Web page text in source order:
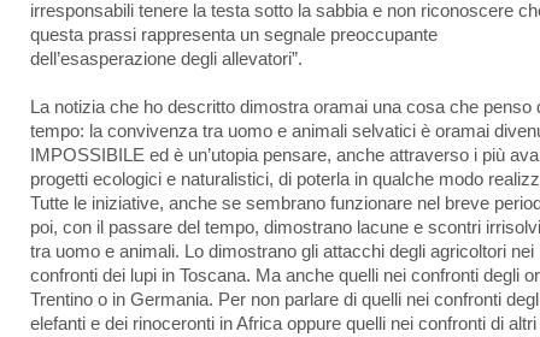
irresponsabili tenere la testa sotto la sabbia e non riconoscere
questa prassi rappresenta un segnale preoccupante
dell’esasperazione degli allevatori”.
La notizia che ho descritto dimostra oramai una cosa che penso
tempo: la convivenza tra uomo e animali selvatici è oramai
IMPOSSIBILE ed è un’utopia pensare, anche attraverso i più
progetti ecologici e naturalistici, di poterla in qualche modo
Tutte le iniziative, anche se sembrano funzionare nel breve
poi, con il passare del tempo, dimostrano lacune e scontri
tra uomo e animali. Lo dimostrano gli attacchi degli agricoltori nei
confronti dei lupi in Toscana. Ma anche quelli nei confronti degli
Trentino o in Germania. Per non parlare di quelli nei confronti
elefanti e dei rinoceronti in Africa oppure quelli nei confronti di altri